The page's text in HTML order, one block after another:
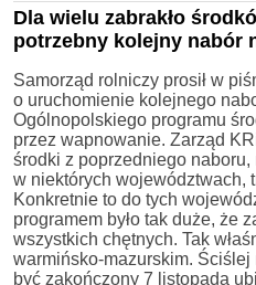
Dla wielu zabrakło
potrzebny kolejny nabór
Samorząd rolniczy prosił w
o uruchomienie kolejnego
Ogólnopolskiego programu
przez wapnowanie. Zarząd
środki z poprzedniego
w niektórych województwach,
Konkretnie to do tych
programem było tak duże, że
wszystkich chętnych. Tak
warmińsko-mazurskim. Ściślej
być zakończony 7 listopada